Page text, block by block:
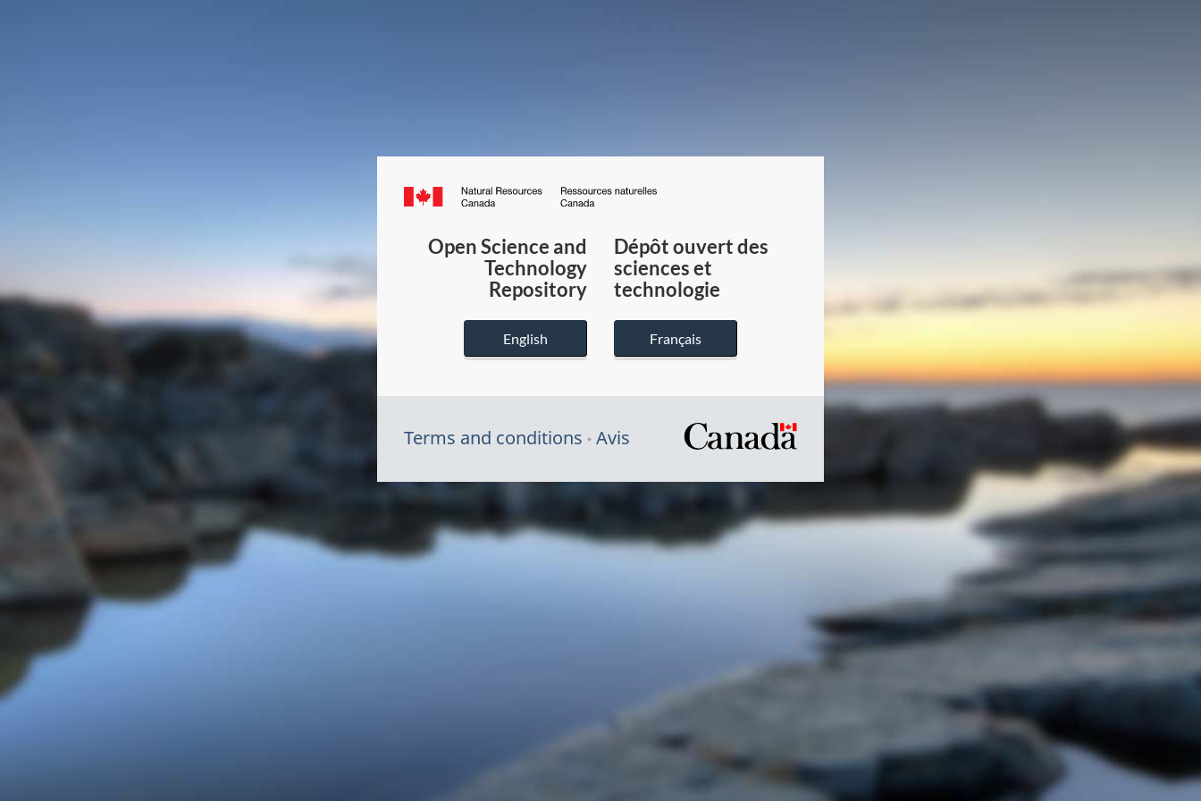
Canada.ca
du
Canada
Open Science and
Technology
Repository
English
Dépôt ouvert des
sciences et
technologie
Français
Terms and conditions Avis
/
Symbole
gouvernement